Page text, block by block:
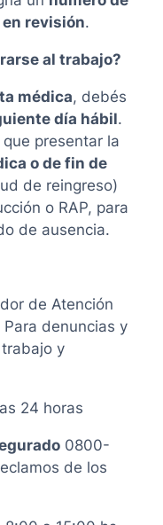
en revisión.
al trabajo?
médica, debés
día hábil.
presentar la
o de fin de
de reingreso)
o RAP, para
de ausencia.
de Atención
denuncias y
y
24 horas
0800-
de los